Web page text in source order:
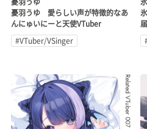
憂羽うゆ 愛らしい声が特徴的なあ
んにゅいにーと天使VTuber
#VTuber/VSinger
Related VTuber 007